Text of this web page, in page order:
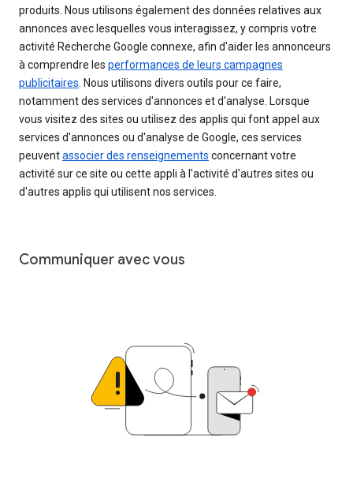
produits. Nous utilisons également des données relatives aux
annonces avec lesquelles vous interagissez, y compris votre
activité Recherche Google connexe, afin d'aider les annonceurs
à comprendre les performances de leurs campagnes
publicitaires. Nous utilisons divers outils pour ce faire,
notamment des services d'annonces et d'analyse. Lorsque
vous visitez des sites ou utilisez des applis qui font appel aux
services d'annonces ou d'analyse de Google, ces services
peuventassocier des renseignements concernant votre
activité sur ce site ou cette appli à l'activité d'autres sites ou
d'autres applis qui utilisent nos services.
Communiquer avec vous